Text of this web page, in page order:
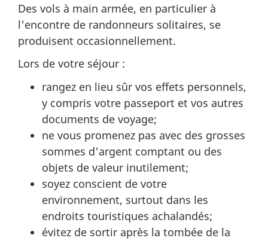
Des vols à main armée, en particulier à
l'encontre de randonneurs solitaires, se
produisent occasionnellement.
Lors de votre séjour :
rangez en lieu sûr vos effets personnels,
y compris votre passeport et vos autres
documents de voyage;
ne vous promenez pas avec des grosses
sommes d'argent comptant ou des
objets de valeur inutilement;
soyez conscient de votre
environnement, surtout dans les
endroits touristiques achalandés;
évitez de sortir après la tombée de la